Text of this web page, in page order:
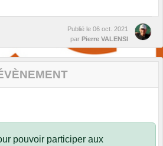
Publié le 06 oct. 2021
par Pierre VALENSI
pouvoir participer aux